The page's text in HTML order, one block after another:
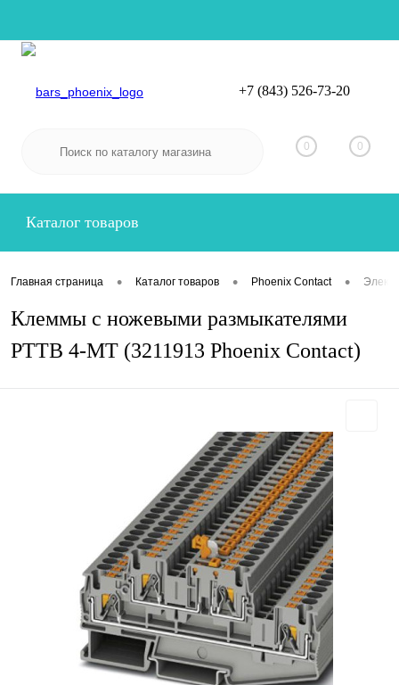
Вход
+7 (843) 526-73-20
0 0
Каталог товаров
Главная страница • Каталог товаров • Phoenix Contact •
Клеммы с ножевыми размыкателями
PTTB 4-MT (3211913 Phoenix Contact)